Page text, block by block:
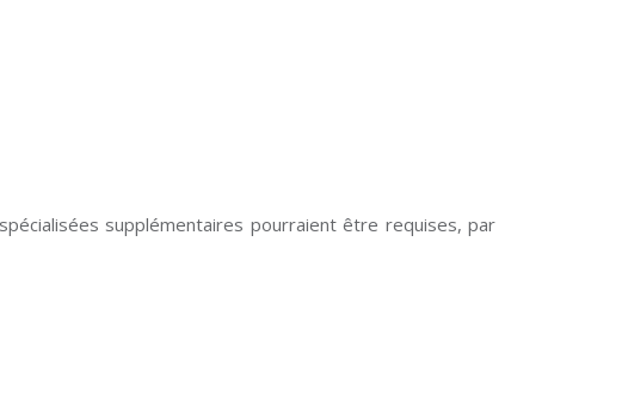
supplémentaires pourraient être requises, par